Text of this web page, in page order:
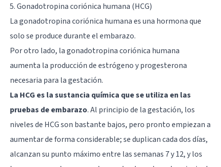
5. Gonadotropina coriónica humana (HCG)
La gonadotropina coriónica humana es una hormona que
solo se produce durante el embarazo.
Por otro lado, la gonadotropina coriónica humana
aumenta la producción de estrógeno y progesterona
necesaria para la gestación.
La HCG es la sustancia química que se utiliza en las
pruebas de embarazo. Al principio de la gestación, los
niveles de HCG son bastante bajos, pero pronto empiezan a
aumentar de forma considerable; se duplican cada dos días,
alcanzan su punto máximo entre las semanas 7 y 12, y los